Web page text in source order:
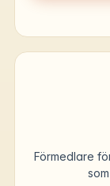
Förmedlare